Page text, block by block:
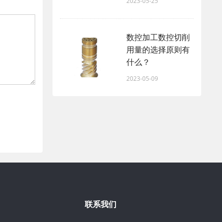
数控加工数控切削
用量的选择原则有
什么？
2023-05-09
联系我们